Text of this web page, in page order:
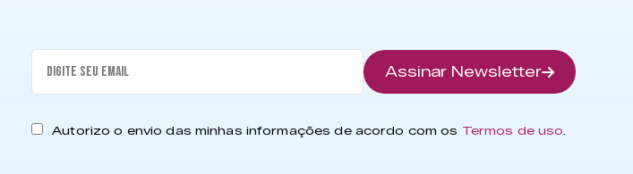
Assinar Newsletter
Autorizo o envio das minhas informações de acordo com os Termos de uso